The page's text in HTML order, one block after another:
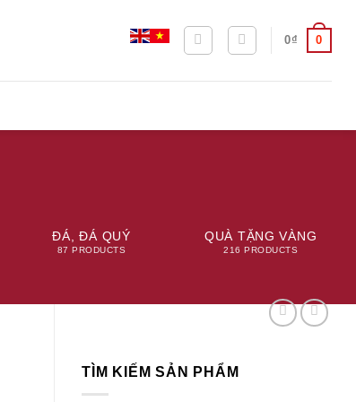
0₫ 0
ĐÁ, ĐÁ QUÝ
87 PRODUCTS
QUÀ TẶNG VÀNG
216 PRODUCTS
TÌM KIẾM SẢN PHẨM